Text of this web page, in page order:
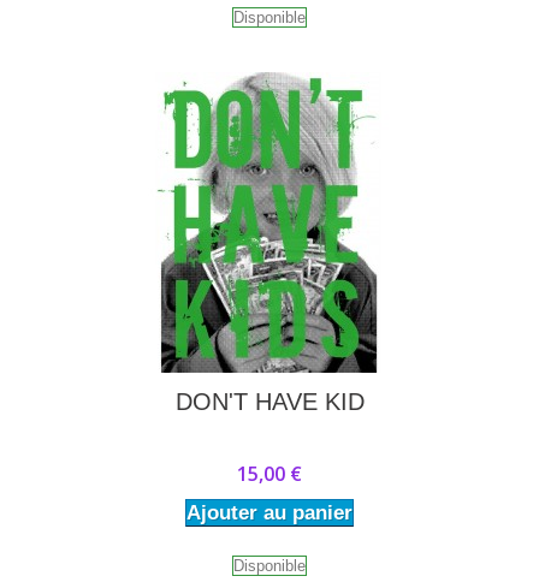
Disponible
DON'T HAVE KID
15,00 €
Ajouter au panier
Disponible